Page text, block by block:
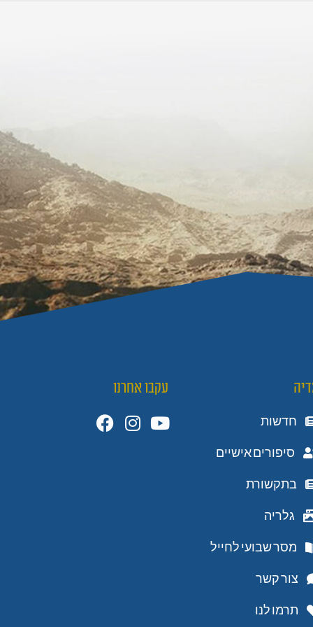
חדשות
סיפורים אישיים
בתקשורת
גלריה
מסר שבועי לחייל
צור קשר
תרמו לנו
עקבו אחרנו